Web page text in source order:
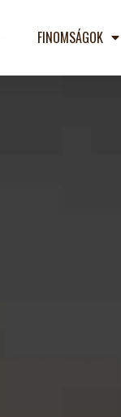
FINOMSÁGOK